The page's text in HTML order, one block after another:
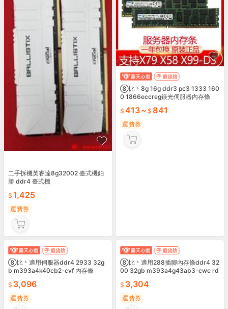
二手拆機英睿達8g32002 臺式機鉑
勝 ddr4 臺式機
1,425
運費券
⑧比丶8g 16g ddr3 pc3 1333 160
0 1866eccreg鎂光伺服器內存條
413~ 841
運費券
⑧比丶適用伺服器ddr4 2933 32g
b m393a4k40cb2-cvf 內存條
3,096
運費券